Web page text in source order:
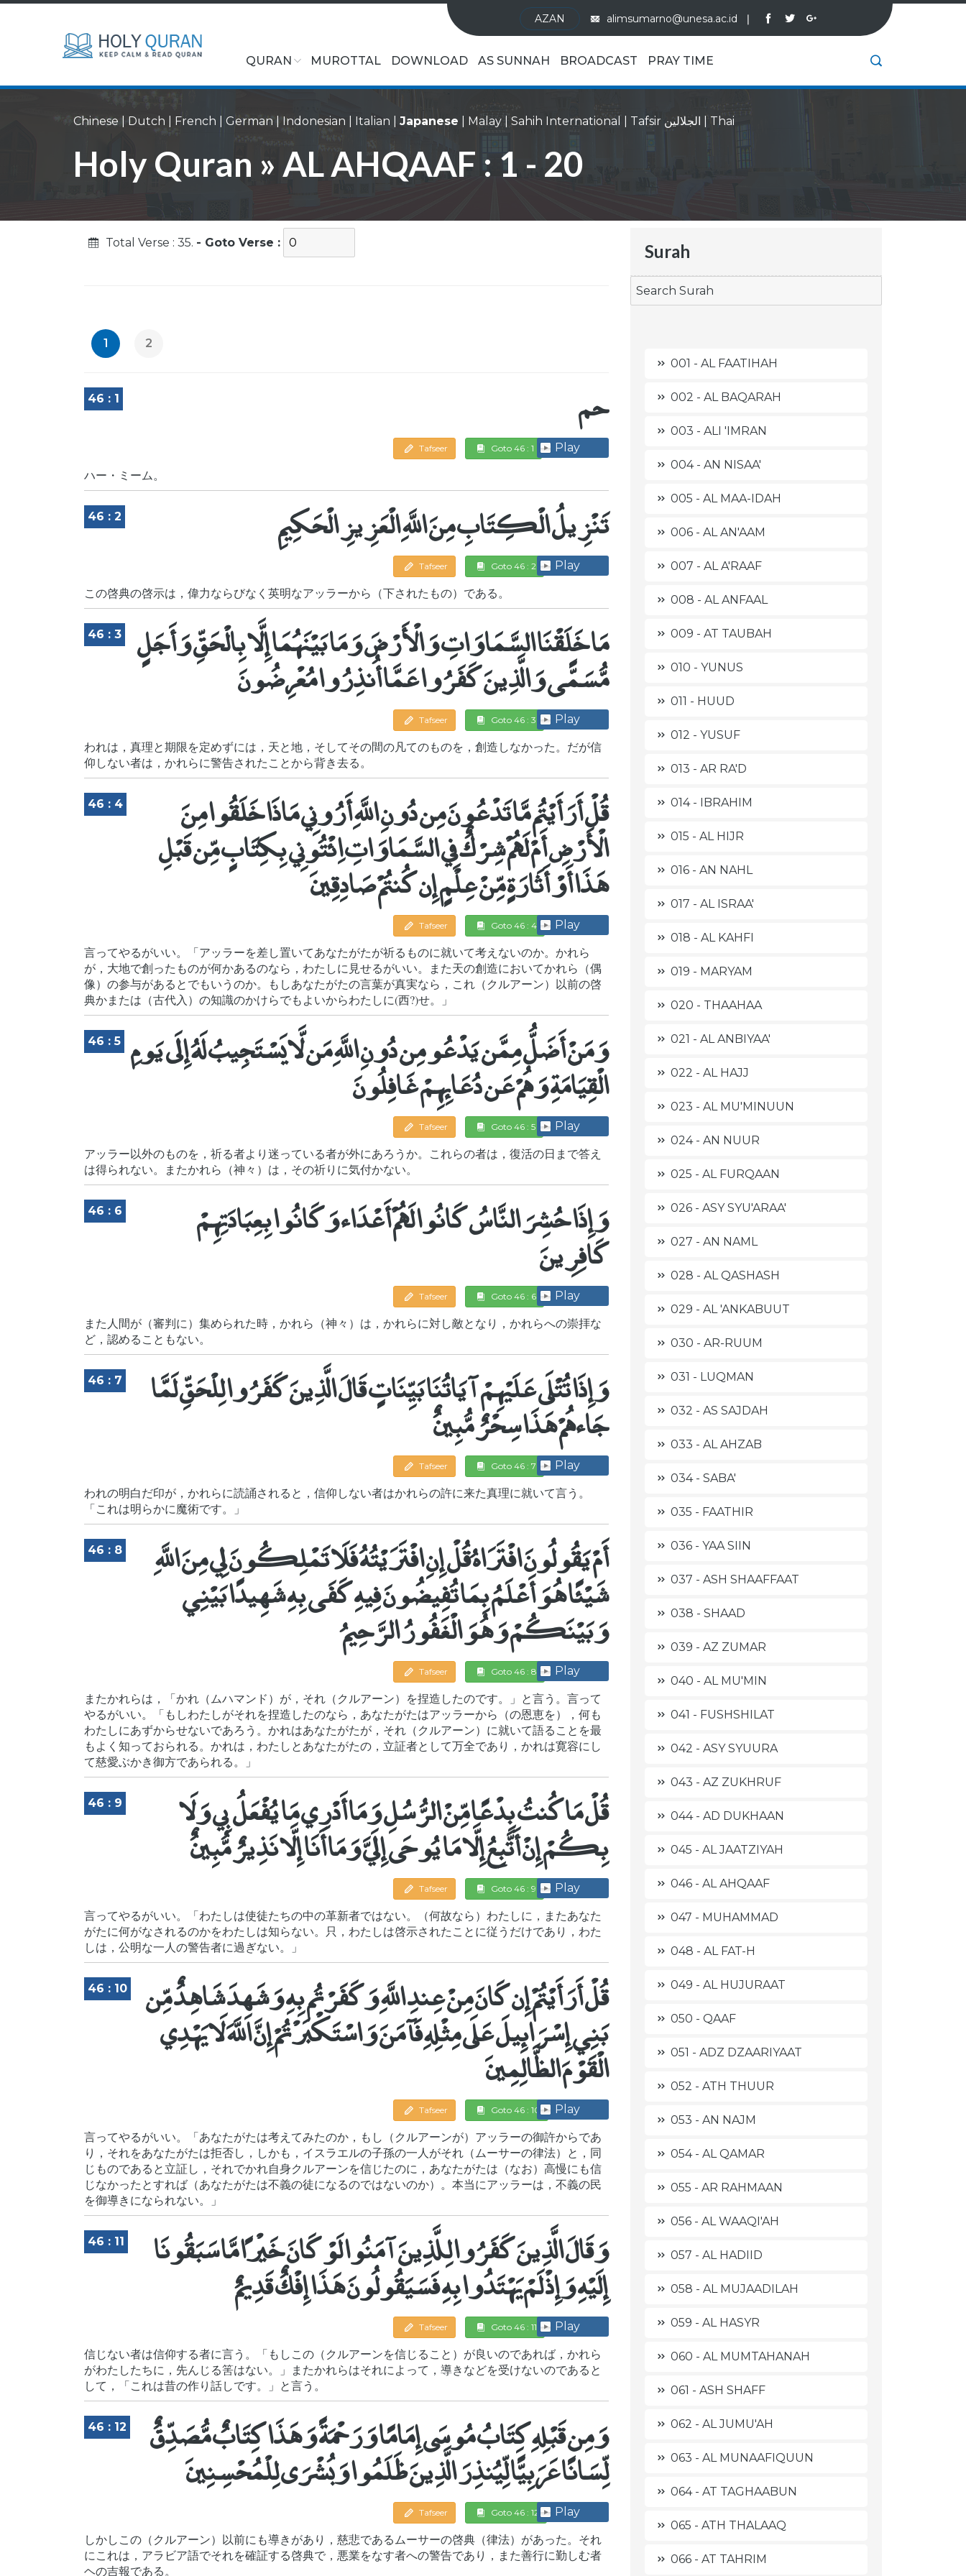
AZAN alimsumarno@unesa.ac.id ❘
QURAN MUROTTAL DOWNLOAD AS SUNNAH BROADCAST PRAY TIME
Chinese Dutch French German |Indonesian Italian Japanese Malay Sahih International Tafsir الجلالين Thai
Holy Quran » AL AHQAAF : 1 - 20
Total Verse : 35. - Goto Verse :
1 2
46 : 1 حم
Tafseer Goto 46 : 1 Play
ハー・ミーム。
46 : 2 تَنْزِيلُ الْكِتَابِ مِنَ اللَّهِ الْعَزِيزِ الْحَكِيمِ
Tafseer Goto 46 : 2 Play
この啓典の啓示は，偉力ならびなく英明なアッラーから（下されたもの）である。
46 : 3 مَا خَلَقْنَا السَّمَاوَاتِ وَالْأَرْضَ وَمَا بَيْنَهُمَا إِلَّا بِالْحَقِّ وَأَجَلٍ
مُّسَمًّى وَالَّذِينَ كَفَرُوا عَمَّا أُنذِرُوا مُعْرِضُونَ
Tafseer Goto 46 : 3 Play
われは，真理と期限を定めずには，天と地，そしてその間の凡てのものを，創造しなかった。だが信
仰しない者は，かれらに警告されたことから背き去る。
46 : 4 قُلْ أَرَأَيْتُم مَّا تَدْعُونَ مِن دُونِ اللَّهِ أَرُونِي مَاذَا خَلَقُوا مِنَ
الْأَرْضِ أَمْ لَهُمْ شِرْكٌ فِي السَّمَاوَاتِ اِئْتُونِي بِكِتَابٍ مِّن قَبْلِ
هَذَا أَوْ أَثَارَةٍ مِّنْ عِلْمٍ إِن كُنتُمْ صَادِقِينَ
Tafseer Goto 46 : 4 Play
言ってやるがいい。「アッラーを差し置いてあなたがたが祈るものに就いて考えないのか。かれら
が，大地で創ったものが何かあるのなら，わたしに見せるがいい。また天の創造においてかれら（偶
像）の参与があるとでもいうのか。もしあなたがたの言葉が真実なら，これ（クルアーン）以前の啓
典かまたは（古代入）の知識のかけらでもよいからわたしに(西?)せ。」
46 : 5 وَمَنْ أَضَلُّ مِمَّن يَدْعُو مِن دُونِ اللَّهِ مَن لَّا يَسْتَجِيبُ لَهُ إِلَى يَومِ
الْقِيَامَةِ وَهُمْ عَن دُعَائِهِمْ غَافِلُونَ
Tafseer Goto 46 : 5 Play
アッラー以外のものを，祈る者より迷っている者が外にあろうか。これらの者は，復活の日まで答え
は得られない。またかれら（神々）は，その祈りに気付かない。
46 : 6 وَإِذَا حُشِرَ النَّاسُ كَانُوا لَهُمْ أَعْدَاء وَكَانُوا بِعِبَادَتِهِمْ
كَافِرِينَ
Tafseer Goto 46 : 6 Play
また人間が（審判に）集められた時，かれら（神々）は，かれらに対し敵となり，かれらへの崇拝な
ど，認めることもない。
46 : 7 وَإِذَا تُتْلَى عَلَيْهِمْ آيَاتُنَا بَيِّنَاتٍ قَالَ الَّذِينَ كَفَرُوا لِلْحَقِّ لَمَّا
جَاءهُمْ هَذَا سِحْرٌ مُّبِينٌ
Tafseer Goto 46 : 7 Play
われの明白だ印が，かれらに読誦されると，信仰しない者はかれらの許に来た真理に就いて言う。
「これは明らかに魔術です。」
46 : 8 أَمْ يَقُولُونَ افْتَرَاهُ قُلْ إِنِ افْتَرَيْتُهُ فَلَا تَمْلِكُونَ لِي مِنَ اللَّهِ
شَيْئًا هُوَ أَعْلَمُ بِمَا تُفِيضُونَ فِيهِ كَفَى بِهِ شَهِيدًا بَيْنِي
وَبَيْنَكُمْ وَهُوَ الْغَفُورُ الرَّحِيمُ
Tafseer Goto 46 : 8 Play
またかれらは，「かれ（ムハマンド）が，それ（クルアーン）を捏造したのです。」と言う。言って
やるがいい。「もしわたしがそれを捏造したのなら，あなたがたはアッラーから（の恩恵を），何も
わたしにあずからせないであろう。かれはあなたがたが，それ（クルアーン）に就いて語ることを最
もよく知っておられる。かれは，わたしとあなたがたの，立証者として万全であり，かれは寛容にし
て慈愛ぶかき御方であられる。」
46 : 9 قُلْ مَا كُنتُ بِدْعًا مِّنْ الرُّسُلِ وَمَا أَدْرِي مَا يُفْعَلُ بِي وَلَا
بِكُمْ إِنْ أَتَّبِعُ إِلَّا مَا يُوحَى إِلَيَّ وَمَا أَنَا إِلَّا نَذِيرٌ مُّبِينٌ
Tafseer Goto 46 : 9 Play
言ってやるがいい。「わたしは使徒たちの中の革新者ではない。（何故なら）わたしに，またあなた
がたに何がなされるのかをわたしは知らない。只，わたしは啓示されたことに従うだけであり，わた
しは，公明な一人の警告者に過ぎない。」
46 : 10 قُلْ أَرَأَيْتُمْ إِن كَانَ مِنْ عِندِ اللَّهِ وَكَفَرْتُم بِهِ وَشَهِدَ شَاهِدٌ مِّن
بَنِي إِسْرَائِيلَ عَلَى مِثْلِهِ فَآمَنَ وَاسْتَكْبَرْتُمْ إِنَّ اللَّهَ لَا يَهْدِي
الْقَوْمَ الظَّالِمِينَ
Tafseer Goto 46 : 10 Play
言ってやるがいい。「あなたがたは考えてみたのか，もし（クルアーンが）アッラーの御許からであ
り，それをあなたがたは拒否し，しかも，イスラエルの子孫の一人がそれ（ムーサーの律法）と，同
じものであると立証し，それでかれ自身クルアーンを信じたのに，あなたがたは（なお）高慢にも信
じなかったとすれば（あなたがたは不義の徒になるのではないのか）。本当にアッラーは，不義の民
を御導きになられない。」
46 : 11 وَقَالَ الَّذِينَ كَفَرُوا لِلَّذِينَ آمَنُوا لَوْ كَانَ خَيْرًا مَّا سَبَقُونَا
إِلَيْهِ وَإِذْ لَمْ يَهْتَدُوا بِهِ فَسَيَقُولُونَ هَذَا إِفْكٌ قَدِيمٌ
Tafseer Goto 46 : 11 Play
信じない者は信仰する者に言う。「もしこの（クルアーンを信じること）が良いのであれば，かれら
がわたしたちに，先んじる筈はない。」またかれらはそれによって，導きなどを受けないのであると
して，「これは昔の作り話しです。」と言う。
46 : 12 وَمِن قَبْلِهِ كِتَابُ مُوسَى إِمَامًا وَرَحْمَةً وَهَذَا كِتَابٌ مُّصَدِّقٌ
لِّسَانًا عَرَبِيًّا لِّيُنذِرَ الَّذِينَ ظَلَمُوا وَبُشْرَى لِلْمُحْسِنِينَ
Tafseer Goto 46 : 12 Play
しかしこの（クルアーン）以前にも導きがあり，慈悲であるムーサーの啓典（律法）があった。それ
にこれは，アラビア語でそれを確証する啓典で，悪業をなす者への警告であり，また善行に勤しむ者
ヘの吉報である。
Surah
001 - AL FAATIHAH
002 - AL BAQARAH
003 - ALI 'IMRAN
004 - AN NISAA'
005 - AL MAA-IDAH
006 - AL AN'AAM
007 - AL A'RAAF
008 - AL ANFAAL
009 - AT TAUBAH
010 - YUNUS
011 - HUUD
012 - YUSUF
013 - AR RA'D
014 - IBRAHIM
015 - AL HIJR
016 - AN NAHL
017 - AL ISRAA'
018 - AL KAHFI
019 - MARYAM
020 - THAAHAA
021 - AL ANBIYAA'
022 - AL HAJJ
023 - AL MU'MINUUN
024 - AN NUUR
025 - AL FURQAAN
026 - ASY SYU'ARAA'
027 - AN NAML
028 - AL QASHASH
029 - AL 'ANKABUUT
030 - AR-RUUM
031 - LUQMAN
032 - AS SAJDAH
033 - AL AHZAB
034 - SABA'
035 - FAATHIR
036 - YAA SIIN
037 - ASH SHAAFFAAT
038 - SHAAD
039 - AZ ZUMAR
040 - AL MU'MIN
041 - FUSHSHILAT
042 - ASY SYUURA
043 - AZ ZUKHRUF
044 - AD DUKHAAN
045 - AL JAATZIYAH
046 - AL AHQAAF
047 - MUHAMMAD
048 - AL FAT-H
049 - AL HUJURAAT
050 - QAAF
051 - ADZ DZAARIYAAT
052 - ATH THUUR
053 - AN NAJM
054 - AL QAMAR
055 - AR RAHMAAN
056 - AL WAAQI'AH
057 - AL HADIID
058 - AL MUJAADILAH
059 - AL HASYR
060 - AL MUMTAHANAH
061 - ASH SHAFF
062 - AL JUMU'AH
063 - AL MUNAAFIQUUN
064 - AT TAGHAABUN
065 - ATH THALAAQ
066 - AT TAHRIM